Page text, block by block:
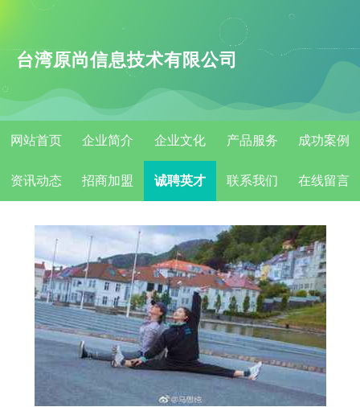
台湾原尚信息技术有限公司
网站首页 企业简介 企业文化 产品服务 成功案例
资讯动态 招商加盟 诚聘英才 联系我们 在线留言